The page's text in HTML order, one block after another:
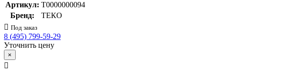
Артикул: Т0000000094
Бренд:
ТЕКО
Под заказ
8 (495) 799-59-29
Уточнить цену
×